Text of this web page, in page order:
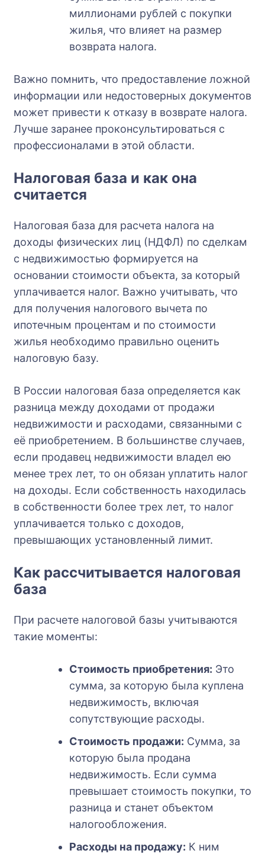
миллионами рублей с покупки
жилья, что влияет на размер
возврата налога.
Важно помнить, что предоставление ложной
информации или недостоверных документов
может привести к отказу в возврате налога.
Лучше заранее проконсультироваться с
профессионалами в этой области.
Налоговая база и как она
считается
Налоговая база для расчета налога на
доходы физических лиц (НДФЛ) по сделкам
с недвижимостью формируется на
основании стоимости объекта, за который
уплачивается налог. Важно учитывать, что
для получения налогового вычета по
ипотечным процентам и по стоимости
жилья необходимо правильно оценить
налоговую базу.
В России налоговая база определяется как
разница между доходами от продажи
недвижимости и расходами, связанными с
её приобретением. В большинстве случаев,
если продавец недвижимости владел ею
менее трех лет, то он обязан уплатить налог
на доходы. Если собственность находилась
в собственности более трех лет, то налог
уплачивается только с доходов,
превышающих установленный лимит.
Как рассчитывается налоговая
база
При расчете налоговой базы учитываются
такие моменты:
Стоимость приобретения: Это
сумма, за которую была куплена
недвижимость, включая
сопутствующие расходы.
Стоимость продажи: Сумма, за
которую была продана
недвижимость. Если сумма
превышает стоимость покупки, то
разница и станет объектом
налогообложения.
Расходы на продажу: К ним